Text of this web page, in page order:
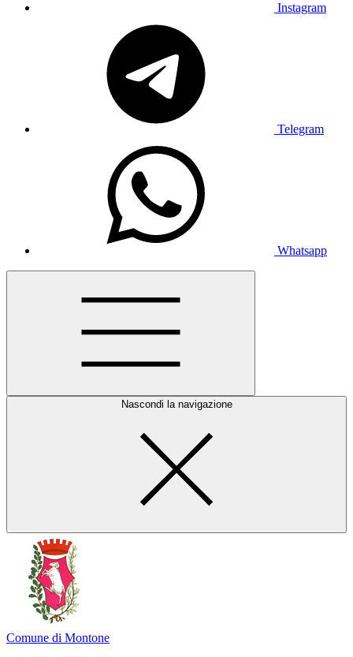
Instagram
Telegram
Whatsapp
Nascondi la navigazione
Comune di Montone